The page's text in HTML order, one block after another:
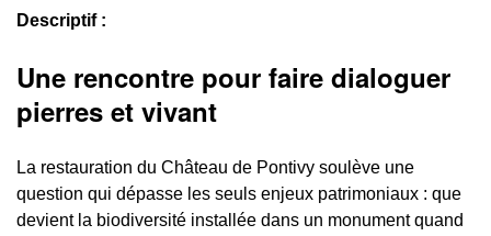
Descriptif :
Une rencontre pour faire dialoguer
pierres et vivant
La restauration du Château de Pontivy soulève une
question qui dépasse les seuls enjeux patrimoniaux : que
devient la biodiversité installée dans un monument quand